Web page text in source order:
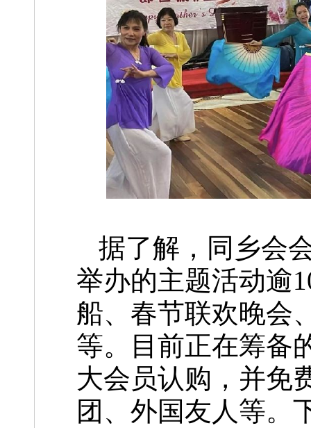
据了解，同乡会
举办的主题活动逾
船、春节联欢晚会
等。目前正在筹备
大会员认购，并免
团、外国友人等。